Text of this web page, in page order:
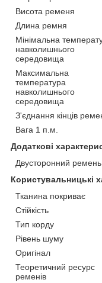
Висота ременя
Длина ремня
Мінімальна
навколишнього
середовища
Максимальна
температура
навколишнього
середовища
З'єднання кінців
Вага 1 п.м.
Додаткові
Двусторонний ремень
Користувальницькі
Тканина покриває
Стійкість
Тип корду
Рівень шуму
Оригінал
Теоретичний ресурс
ременів